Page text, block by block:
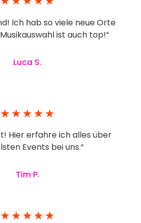
Ich hab so viele neue Orte
ist auch top!“
Luca S.
★ ★ ★ ★ ★
Hier erfahre ich alles über
Events bei uns.“
Tim P.
★ ★ ★ ★ ★